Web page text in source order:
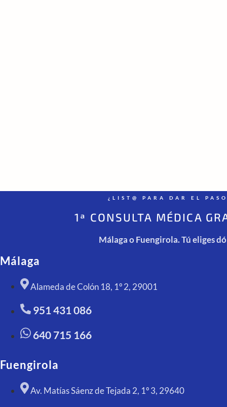
¿LIST@ PARA DAR EL
1ª CONSULTA MÉDICA
Málaga o Fuengirola. Tú eliges
Málaga
Alameda de Colón 18, 1º 2, 29001
951 431 086
640 715 166
Fuengirola
Av. Matías Sáenz de Tejada 2, 1º 3, 29640